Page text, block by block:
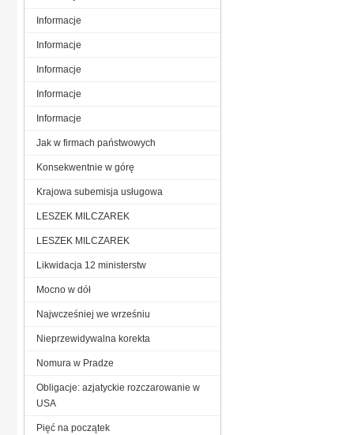
Informacje
Informacje
Informacje
Informacje
Informacje
Jak w firmach państwowych
Konsekwentnie w górę
Krajowa subemisja usługowa
LESZEK MILCZAREK
LESZEK MILCZAREK
Likwidacja 12 ministerstw
Mocno w dół
Najwcześniej we wrześniu
Nieprzewidywalna korekta
Nomura w Pradze
Obligacje: azjatyckie rozczarowanie w
USA
Pięć na początek